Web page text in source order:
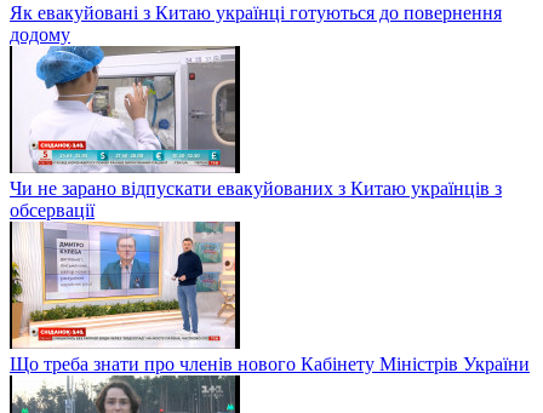
Як евакуйовані з Китаю українці готуються до повернення
додому
Чи не зарано відпускати евакуйованих з Китаю українців з
обсервації
Що треба знати про членів нового Кабінету Міністрів України